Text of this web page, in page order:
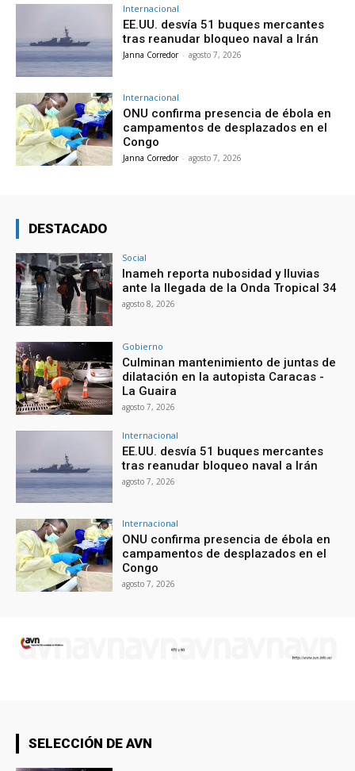
Internacional
EE.UU. desvía 51 buques mercantes
tras reanudar bloqueo naval a Irán
Janna Corredor - agosto 7, 2026
Internacional
ONU confirma presencia de ébola en
campamentos de desplazados en el
Congo
Janna Corredor - agosto 7, 2026
DESTACADO
Social
Inameh reporta nubosidad y lluvias
ante la llegada de la Onda Tropical 34
agosto 8, 2026
Gobierno
Culminan mantenimiento de juntas de
dilatación en la autopista Caracas -
La Guaira
agosto 7, 2026
Internacional
EE.UU. desvía 51 buques mercantes
tras reanudar bloqueo naval a Irán
agosto 7, 2026
Internacional
ONU confirma presencia de ébola en
campamentos de desplazados en el
Congo
agosto 7, 2026
SELECCIÓN DE AVN